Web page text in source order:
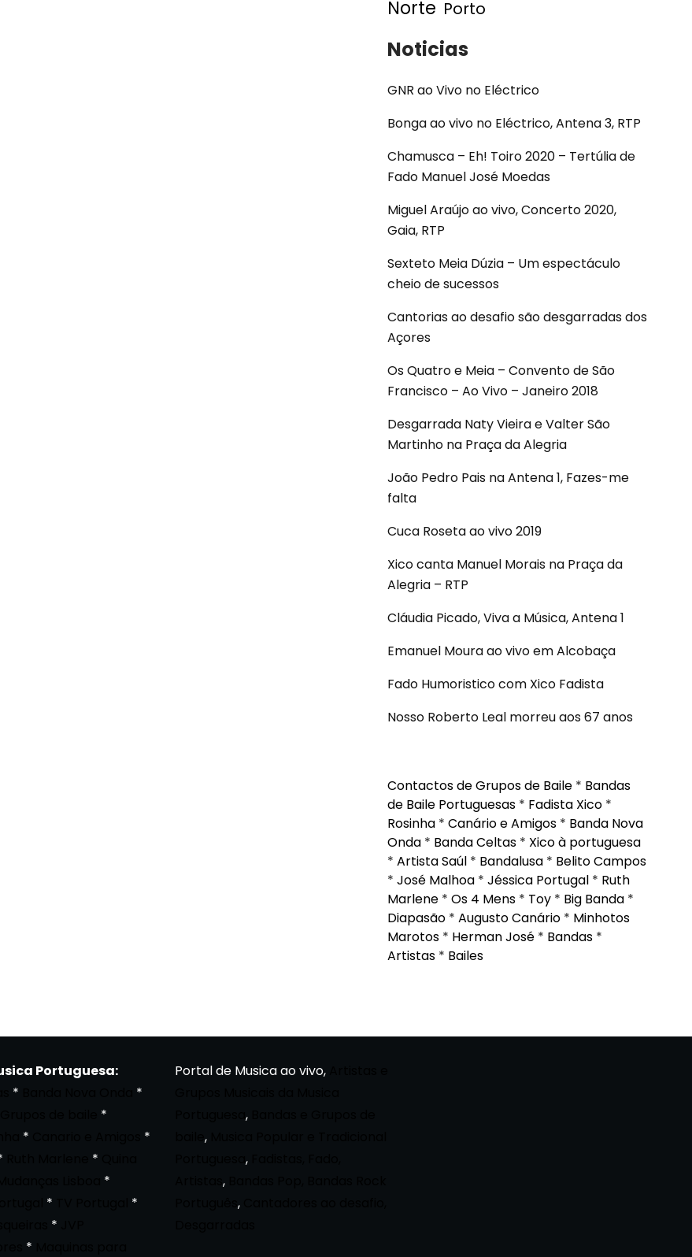
Norte Porto
Noticias
GNR ao Vivo no Eléctrico
Bonga ao vivo no Eléctrico, Antena 3, RTP
Chamusca – Eh! Toiro 2020 – Tertúlia de
Fado Manuel José Moedas
Miguel Araújo ao vivo, Concerto 2020,
Gaia, RTP
Sexteto Meia Dúzia – Um espectáculo
cheio de sucessos
Cantorias ao desafio são desgarradas dos
Açores
Os Quatro e Meia – Convento de São
Francisco – Ao Vivo – Janeiro 2018
Desgarrada Naty Vieira e Valter São
Martinho na Praça da Alegria
João Pedro Pais na Antena 1, Fazes-me
falta
Cuca Roseta ao vivo 2019
Xico canta Manuel Morais na Praça da
Alegria – RTP
Cláudia Picado, Viva a Música, Antena 1
Emanuel Moura ao vivo em Alcobaça
Fado Humoristico com Xico Fadista
Nosso Roberto Leal morreu aos 67 anos
Contactos de Grupos de Baile * Bandas
de Baile Portuguesas * Fadista Xico *
Rosinha * Canário e Amigos * Banda Nova
Onda * Banda Celtas * Xico à portuguesa
* Artista Saúl * Bandalusa * Belito Campos
* José Malhoa * Jéssica Portugal * Ruth
Marlene * Os 4 Mens * Toy * Big Banda *
Diapasão * Augusto Canário * Minhotos
Marotos * Herman José * Bandas *
Artistas * Bailes
Portuguesa:
*
*
*
*
*
*
*
*
*
*
*
Portal de Musica ao vivo,
,
,
,
,
,